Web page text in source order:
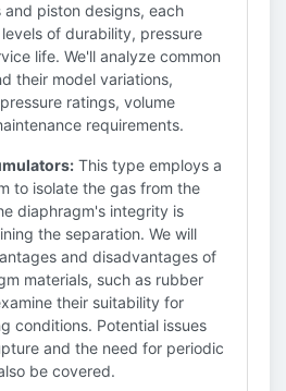
and piston designs, each
of durability, pressure
life. We'll analyze common
their model variations,
ratings, volume
requirements.
This type employs a
to isolate the gas from the
diaphragm's integrity is
the separation. We will
and disadvantages of
materials, such as rubber
their suitability for
conditions. Potential issues
and the need for periodic
be covered.